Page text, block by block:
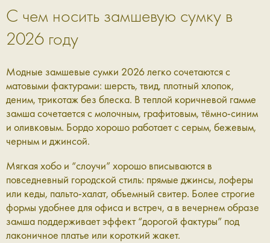
С чем носить замшевую сумку в
2026 году
Модные замшевые сумки 2026 легко сочетаются с
матовыми фактурами: шерсть, твид, плотный хлопок,
деним, трикотаж без блеска. В теплой коричневой гамме
замша сочетается с молочным, графитовым, тёмно-синим
и оливковым. Бордо хорошо работает с серым, бежевым,
черным и джинсой.
Мягкая хобо и “слоучи” хорошо вписываются в
повседневный городской стиль: прямые джинсы, лоферы
или кеды, пальто-халат, объемный свитер. Более строгие
формы удобнее для офиса и встреч, а в вечернем образе
замша поддерживает эффект “дорогой фактуры” под
лаконичное платье или короткий жакет.